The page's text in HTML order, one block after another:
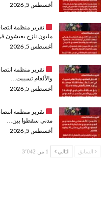
أغسطس 5, 2026
تقرير منظمة
مليون نازح يعيشون
أغسطس 5, 2026
تقرير منظمة
والألغام تسببت…
أغسطس 5, 2026
تقرير منظمة
مدني سقطوا بين…
أغسطس 5, 2026
السابق التالي 1 من 3٬042